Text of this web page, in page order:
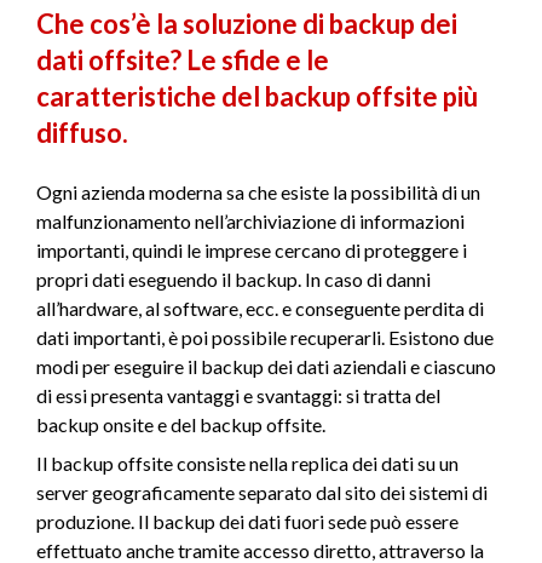
Che cos’è la soluzione di backup dei
dati offsite? Le sfide e le
caratteristiche del backup offsite più
diffuso.
Ogni azienda moderna sa che esiste la possibilità di un
malfunzionamento nell’archiviazione di informazioni
importanti, quindi le imprese cercano di proteggere i
propri dati eseguendo il backup. In caso di danni
all’hardware, al software, ecc. e conseguente perdita di
dati importanti, è poi possibile recuperarli. Esistono due
modi per eseguire il backup dei dati aziendali e ciascuno
di essi presenta vantaggi e svantaggi: si tratta del
backup onsite e del backup offsite.
Il backup offsite consiste nella replica dei dati su un
server geograficamente separato dal sito dei sistemi di
produzione. Il backup dei dati fuori sede può essere
effettuato anche tramite accesso diretto, attraverso la